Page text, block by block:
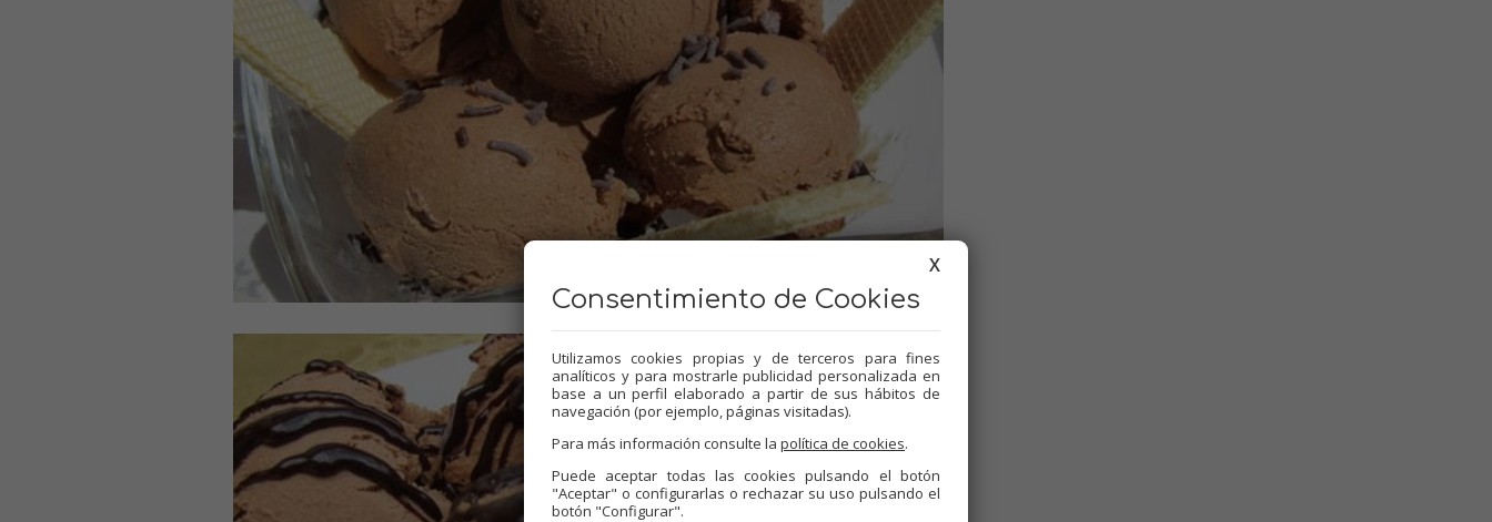
X
Consentimiento de Cookies
Utilizamos cookies propias y de terceros para fines
analíticos y para mostrarle publicidad personalizada en
base a un perfil elaborado a partir de sus hábitos de
navegación (por ejemplo, páginas visitadas).
Para más información consulte la política de cookies.
Puede aceptar todas las cookies pulsando el botón
"Aceptar" o configurarlas o rechazar su uso pulsando el
botón "Configurar".